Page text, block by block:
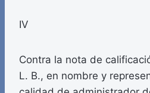
IV
Contra la nota de
L. B., en nombre y